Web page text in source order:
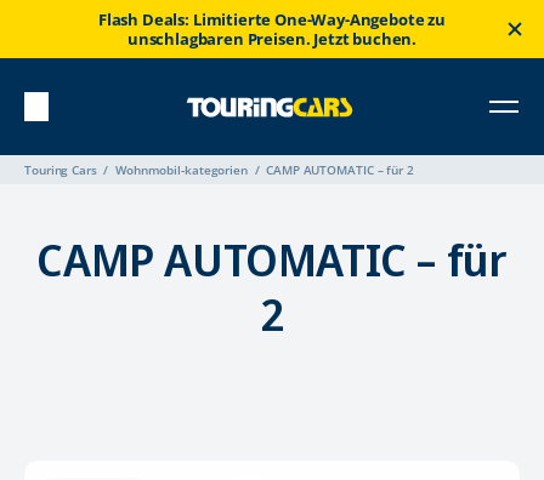
Flash Deals: Limitierte One-Way-Angebote zu
unschlagbaren Preisen. Jetzt buchen.
Touring Cars Wohnmobil-kategorien CAMP AUTOMATIC – für 2
CAMP AUTOMATIC – für
2